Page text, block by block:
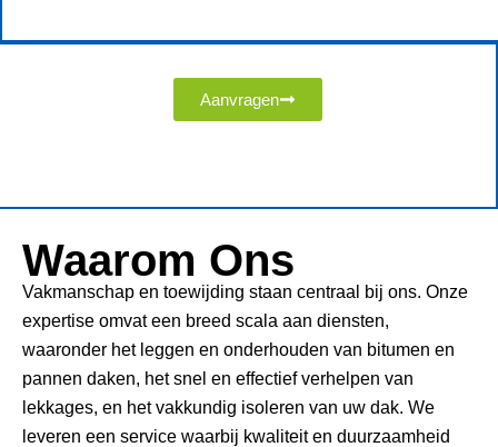
Aanvragen
Waarom Ons
Vakmanschap en toewijding staan centraal bij ons. Onze
expertise omvat een breed scala aan diensten,
waaronder het leggen en onderhouden van bitumen en
pannen daken, het snel en effectief verhelpen van
lekkages, en het vakkundig isoleren van uw dak. We
leveren een service waarbij kwaliteit en duurzaamheid